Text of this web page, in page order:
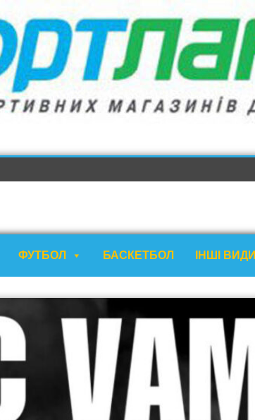
ФУТБОЛ БАСКЕТБОЛ ІНШІ ВИДИ